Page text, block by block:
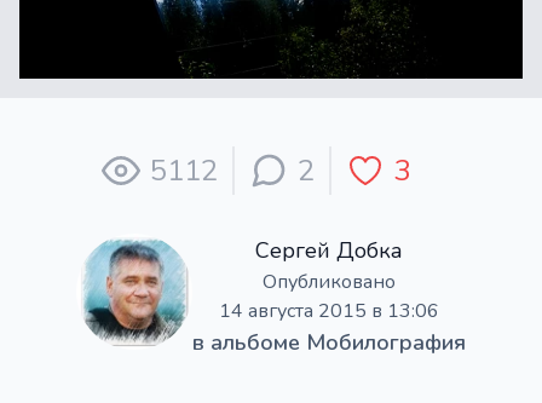
5112 2 3
Сергей Добка
Опубликовано
14 августа 2015 в 13:06
в альбоме Мобилография